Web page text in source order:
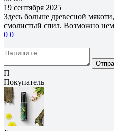
19 сентября 2025
Здесь больше древесной
смолистый спил. Возможно
0 0
П
Покупатель